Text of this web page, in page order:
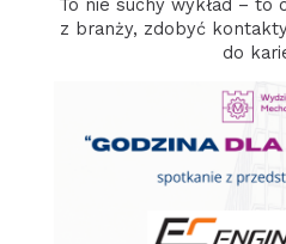
To nie suchy wykład – to
z branży, zdobyć
do